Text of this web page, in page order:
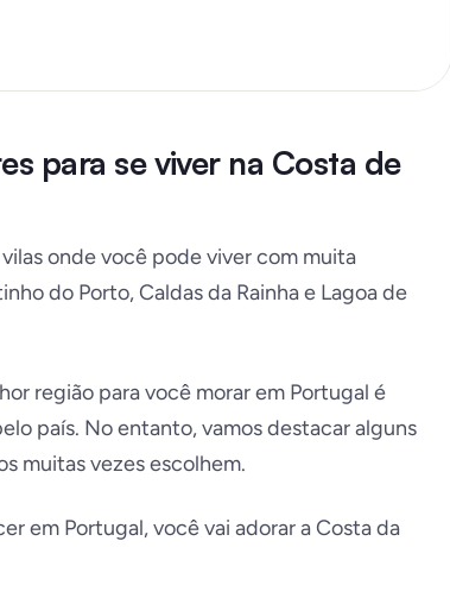
para se viver na Costa de
onde você pode viver com muita
do Porto, Caldas da Rainha e Lagoa de
região para você morar em Portugal é
país. No entanto, vamos destacar alguns
muitas vezes escolhem.
em Portugal, você vai adorar a Costa da